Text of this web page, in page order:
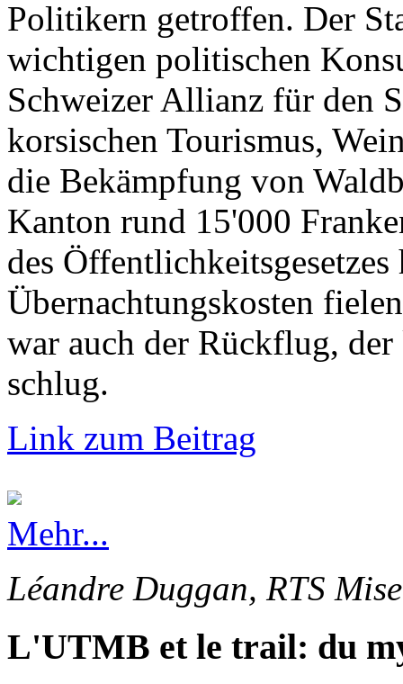
Politikern getroffen. Der
wichtigen politischen
Schweizer Allianz für den
korsischen Tourismus,
die Bekämpfung von
Kanton rund 15'000
des
Übernachtungskosten
war auch der Rückflug,
schlug.
Link zum Beitrag
Mehr...
Léandre Duggan, RTS
L'UTMB et le trail: du